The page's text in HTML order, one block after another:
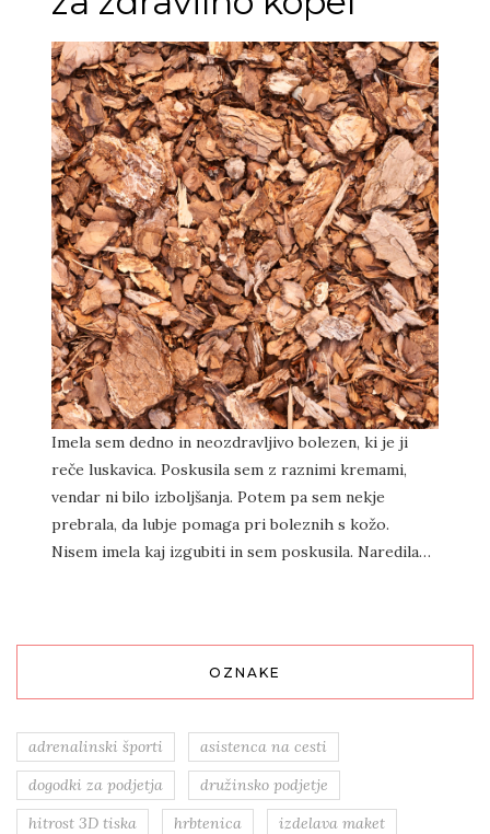
Imela sem dedno in neozdravljivo bolezen, ki je ji
reče luskavica. Poskusila sem z raznimi kremami,
vendar ni bilo izboljšanja. Potem pa sem nekje
prebrala, da lubje pomaga pri boleznih s kožo.
Nisem imela kaj izgubiti in sem poskusila. Naredila…
OZNAKE
adrenalinski športi
asistenca na cesti
dogodki za podjetja
družinsko podjetje
hitrost 3D tiska
hrbtenica
izdelava maket